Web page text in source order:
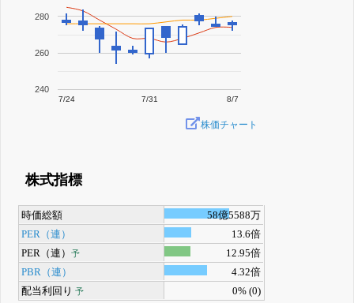
7/24 7/31 8/7
240
260
280
株価チャート
株式指標
時価総額
58億5588万
PER（連）
13.6倍
PER（連）予
12.95倍
PBR（連）
4.32倍
配当利回り 予 0% (0)